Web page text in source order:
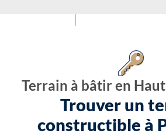
Terrain à bâtir en
Trouver un
constructible à